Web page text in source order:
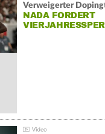
Verweigerter
NADA FORDERT